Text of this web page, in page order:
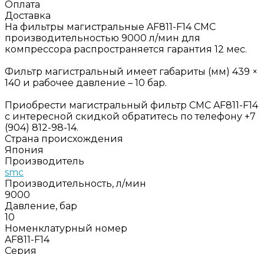
Оплата
Доставка
На фильтры магистральные AF811-F14 СМС
производительностью 9000 л/мин для
компрессора распространяется гарантия 12 мес.
Фильтр магистральный имеет габариты (мм) 439 ×
140 и рабочее давление – 10 бар.
Приобрести магистральный фильтр СМС AF811-F14
с интересной скидкой обратитесь по телефону +7
(904) 812-98-14.
Страна происхождения
Япония
Производитель
smc
Производительность, л/мин
9000
Давление, бар
10
Номенклатурный номер
AF811-F14
Серия